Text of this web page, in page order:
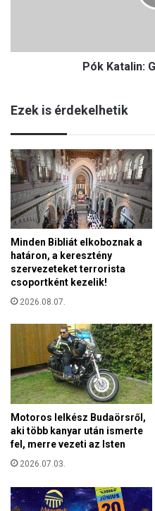
i
a
g
r
á
r
p
o
l
i
t
i
k
a
l
n
t
ü
n
t
e
t
g
a
i
y
a
s
z
e
r
e
t
e
t
Pók Katalin:
Ezek is érdekelhetik
Minden Bibliát elkoboznak a
határon, a keresztény
szervezeteket terrorista
csoportként kezelik!
2026.08.07.
Motoros lelkész Budaörsről,
aki több kanyar után ismerte
fel, merre vezeti az Isten
2026.07.03.